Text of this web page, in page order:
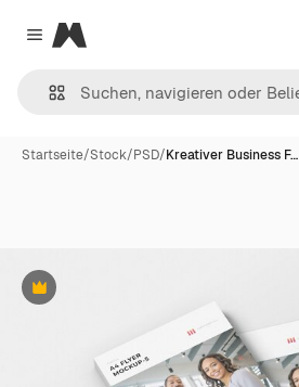
Close menu
Magnific
Startseite/Stock/PSD/Kreativer Business F…
Premium